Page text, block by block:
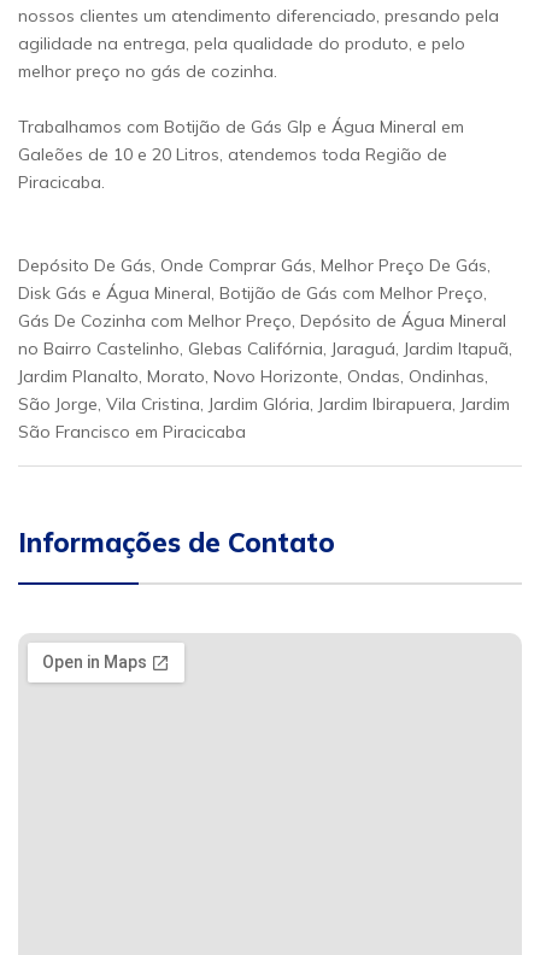
nossos clientes um atendimento diferenciado, presando pela
agilidade na entrega, pela qualidade do produto, e pelo
melhor preço no gás de cozinha.
Trabalhamos com Botijão de Gás Glp e Água Mineral em
Galeões de 10 e 20 Litros, atendemos toda Região de
Piracicaba.
Depósito De Gás, Onde Comprar Gás, Melhor Preço De Gás,
Disk Gás e Água Mineral, Botijão de Gás com Melhor Preço,
Gás De Cozinha com Melhor Preço, Depósito de Água Mineral
no Bairro Castelinho, Glebas Califórnia, Jaraguá, Jardim Itapuã,
Jardim Planalto, Morato, Novo Horizonte, Ondas, Ondinhas,
São Jorge, Vila Cristina, Jardim Glória, Jardim Ibirapuera, Jardim
São Francisco em Piracicaba
Informações de Contato